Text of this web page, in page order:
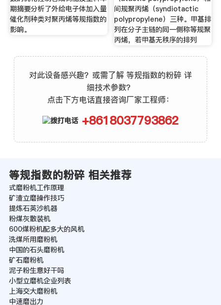
期摘要分析了外给电子体加入量
催化剂种类对聚丙烯等规指数的
影响。
间规聚丙烯（syndiotactic
polypropylene）三种。甲基排
列在分子主链的同一侧称等规聚
丙烯，若甲基无秩序的排列
对此设备感兴趣？或需了解 等规指数的粉碎 详
细技术参数？
点击下方电话直接咨询厂家工程师：
+8618037793862
等规指数的粉碎 相关推荐
式磨粉机工作原理
矿渣立磨操作技巧
提炼石英沙机器
粉煤灰散装机
600煤粉机配多大的风机
洗煤所用磨粉机
中国的石头磨粉机
矿石磨粉机
泥子粉生意好干吗
小型立磨机企业列表
上海交大磨粉机
中速磨出力